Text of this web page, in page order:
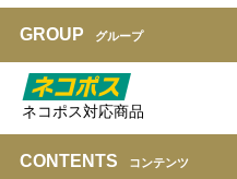
GROUP グループ
ネコポス対応商品
CONTENTS コンテンツ